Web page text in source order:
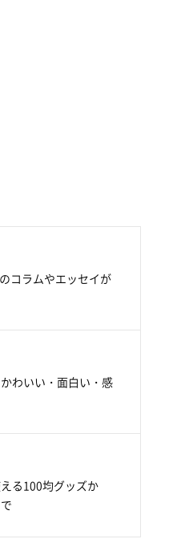
コラムやエッセイが
わいい・面白い・感
る100均グッズか